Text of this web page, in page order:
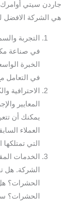
جاردن سيتي
هي الشركة الافضل
التجربة
في صناعة
الخبرة
في التعامل
الاحترافية
المعايير
يمكنك أن
العملاء
التي
الخدمات
الشركة. هل
الحشرات؟
الحشرات؟